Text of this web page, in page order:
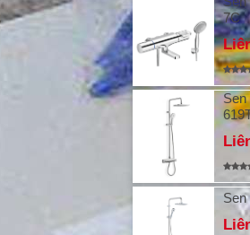
7C
Sen